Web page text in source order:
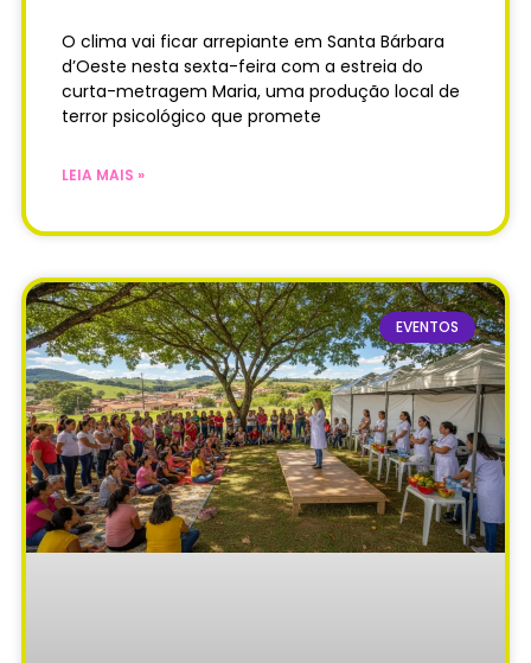
O clima vai ficar arrepiante em Santa Bárbara
d’Oeste nesta sexta-feira com a estreia do
curta-metragem Maria, uma produção local de
terror psicológico que promete
LEIA MAIS »
EVENTOS